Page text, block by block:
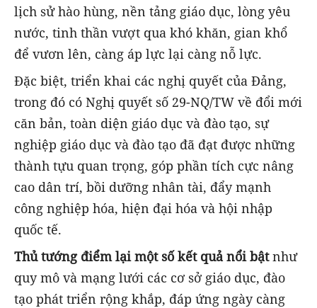
lịch sử hào hùng, nền tảng giáo dục, lòng yêu
nước, tinh thần vượt qua khó khăn, gian khổ
để vươn lên, càng áp lực lại càng nỗ lực.
Đặc biệt, triển khai các nghị quyết của Đảng,
trong đó có Nghị quyết số 29-NQ/TW về đổi mới
căn bản, toàn diện giáo dục và đào tạo, sự
nghiệp giáo dục và đào tạo đã đạt được những
thành tựu quan trọng, góp phần tích cực nâng
cao dân trí, bồi dưỡng nhân tài, đẩy mạnh
công nghiệp hóa, hiện đại hóa và hội nhập
quốc tế.
Thủ tướng điểm lại một số kết quả nổi bậtnhư
quy mô và mạng lưới các cơ sở giáo dục, đào
tạo phát triển rộng khắp, đáp ứng ngày càng